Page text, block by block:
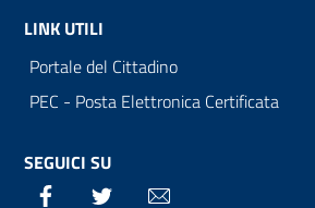
LINK UTILI
Portale del Cittadino
PEC - Posta Elettronica Certificata
SEGUICI SU
Facebook Twitter